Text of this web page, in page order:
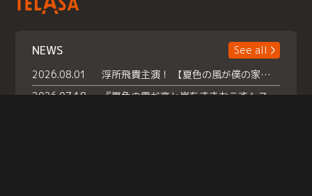
NEWS
See all
2026.08.01
浮所飛貴主演！ 【夏色の風が僕の家にやってきた】 本日よりテラサで独占配信スタート！
2026.07.18
『夏色の雲が恋と嵐をまきおこす』スペシャルメイキング 【Part1】2026年７月18日（土）23時30分～配信スタート！話題のシーンの裏側を大公開！豪華キャスト大集合！ 『武宮家 真夏の家族会議』開催！